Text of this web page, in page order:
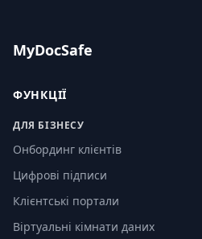
MyDocSafe
ФУНКЦІЇ
ДЛЯ БІЗНЕСУ
Онбординг клієнтів
Цифрові підписи
Клієнтські портали
Віртуальні кімнати даних